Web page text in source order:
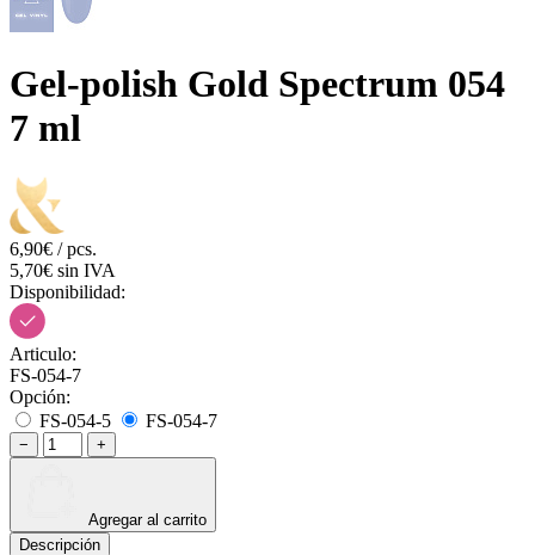
Gel-polish Gold Spectrum 054
7 ml
6,90€ / pcs.
5,70€ sin IVA
Disponibilidad:
Articulo:
FS-054-7
Opción:
FS-054-5
FS-054-7
− +
Agregar al carrito
Descripción